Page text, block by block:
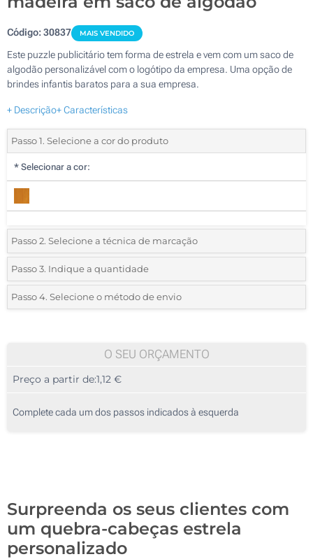
Código:30837 MAIS VENDIDO
Este puzzle publicitário tem forma de estrela e vem com um saco de
algodão personalizável com o logótipo da empresa. Uma opção de
brindes infantis baratos para a sua empresa.
+ Descrição+ Características
Passo 1. Selecione a cor do produto
* Selecionar a cor:
Passo 2. Selecione a técnica de marcação
*Selecione o tipo de marcação e as cores do logotipo:
1 Cor (Capa)
Passo 3. Indique a quantidade
*Quantidade mínima:25
50
125
Passo 4. Selecione o método de envio
O SEU ORÇAMENTO
Preço a partir de:1,12 €
Complete cada um dos passos indicados à esquerda
Surpreenda os seus clientes com
um quebra-cabeças estrela
personalizado